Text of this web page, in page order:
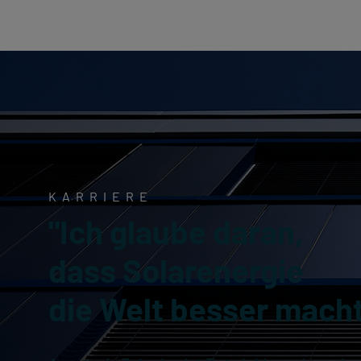
KARRIERE
"Ich glaube daran,
dass Solarenergie
die Welt besser